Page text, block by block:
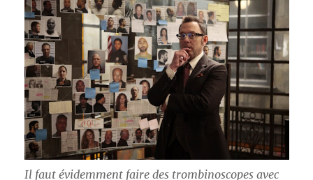
Il faut évidemment faire des trombinoscopes avec